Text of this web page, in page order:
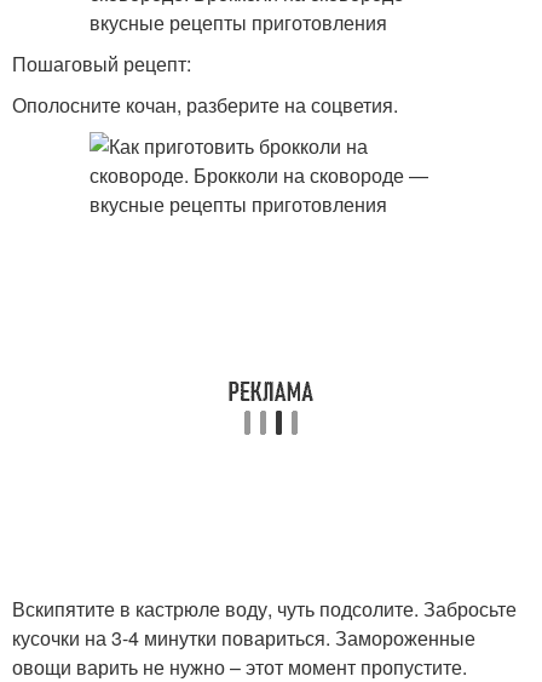
Пошаговый рецепт:
Ополосните кочан, разберите на соцветия.
Вскипятите в кастрюле воду, чуть подсолите. Забросьте
кусочки на 3-4 минутки повариться. Замороженные
овощи варить не нужно – этот момент пропустите.